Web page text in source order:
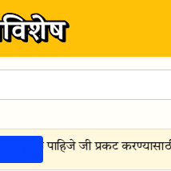
असले पाहिजे जी प्रकट